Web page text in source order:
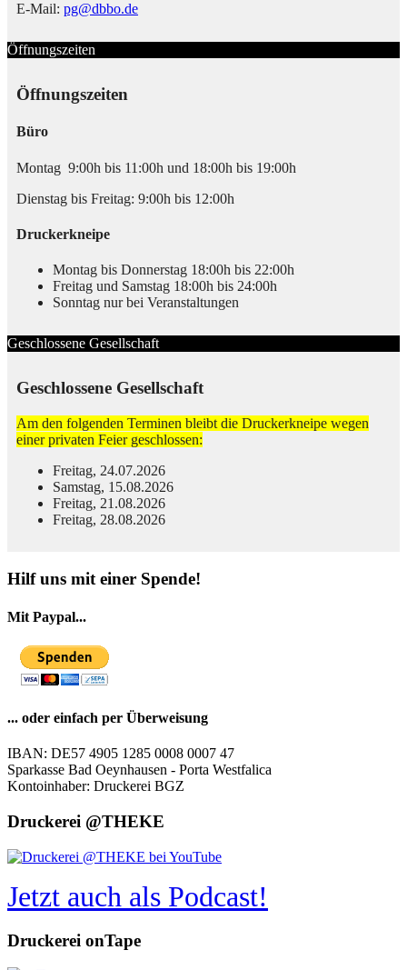
E-Mail: pg@dbbo.de
Öffnungszeiten
Öffnungszeiten
Büro
Montag 9:00h bis 11:00h und 18:00h bis 19:00h
Dienstag bis Freitag: 9:00h bis 12:00h
Druckerkneipe
Montag bis Donnerstag 18:00h bis 22:00h
Freitag und Samstag 18:00h bis 24:00h
Sonntag nur bei Veranstaltungen
Geschlossene Gesellschaft
Geschlossene Gesellschaft
Am den folgenden Terminen bleibt die Druckerkneipe wegen
einer privaten Feier geschlossen:
Freitag, 24.07.2026
Samstag, 15.08.2026
Freitag, 21.08.2026
Freitag, 28.08.2026
Hilf uns mit einer Spende!
Mit Paypal...
... oder einfach per Überweisung
IBAN: DE57 4905 1285 0008 0007 47
Sparkasse Bad Oeynhausen - Porta Westfalica
Kontoinhaber: Druckerei BGZ
Druckerei @THEKE
Jetzt auch als Podcast!
Druckerei onTape